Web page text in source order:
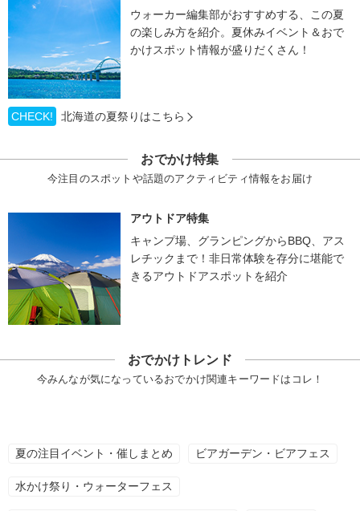
ウォーカー編集部がおすすめする、この夏
の楽しみ方を紹介。夏休みイベント＆おで
かけスポット情報が盛りだくさん！
CHECK! 北海道の夏祭りはこちら
おでかけ特集
今注目のスポットや話題のアクティビティ情報をお届け
アウトドア特集
キャンプ場、グランピングからBBQ、アス
レチックまで！非日常体験を存分に堪能で
きるアウトドアスポットを紹介
おでかけトレンド
今みんなが気になっているおでかけ関連キーワードはコレ！
夏の注目イベント・催しまとめ ビアガーデン・ビアフェス
水かけ祭り・ウォーターフェス